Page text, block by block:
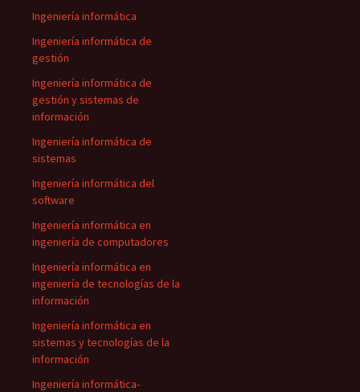
Ingeniería informática
Ingeniería informática de
gestión
Ingeniería informática de
gestión y sistemas de
información
Ingeniería informática de
sistemas
Ingeniería informática del
software
Ingeniería informática en
ingeniería de computadores
Ingeniería informática en
ingeniería de tecnologías de la
información
Ingeniería informática en
sistemas y tecnologías de la
información
Ingeniería informática-